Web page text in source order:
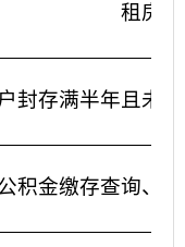
租房
封存满半年且未
积金缴存查询、